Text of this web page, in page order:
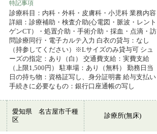
特記事項
診療科目：内科・外科・皮膚科・小児科 業務内容
詳細：診療補助・検査介助(心電図・脈波・レント
ゲンCT）・処置介助・手術介助・採血・点滴・訪
問診療同行・電子カルテ入力 白衣の貸与：なし
（持参してください）※Lサイズのみ貸与可 シュ
ーズの指定：あり（白） 交通費支給：実費支給
（上限1,500円） 駐車場：あり（無料） 勤務日当
日の持ち物：資格証写し、身分証明書 給与支払い
手続きに必要なもの：銀行口座通帳の写し
愛知県 名古屋市千種
区
診療所(無床)